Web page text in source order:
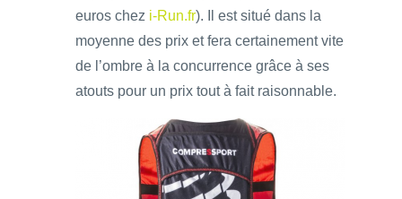
euros chez i-Run.fr). Il est situé dans la
moyenne des prix et fera certainement vite
de l’ombre à la concurrence grâce à ses
atouts pour un prix tout à fait raisonnable.